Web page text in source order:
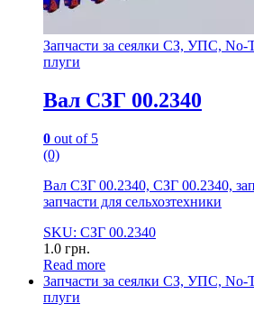
Запчасти за сеялки СЗ, УПС, No-
плуги
Вал СЗГ 00.2340
0 out of 5
(0)
Вал СЗГ 00.2340, СЗГ 00.2340,
запчасти для сельхозтехники
SKU: СЗГ 00.2340
1.0 грн.
Read more
Запчасти за сеялки СЗ, УПС, No-
плуги